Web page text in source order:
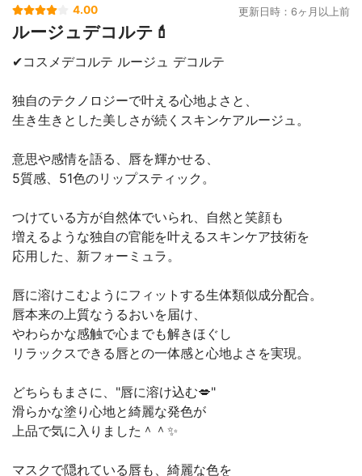
4.00 更新日時：6ヶ月以上前
ルージュデコルテ💄
✔︎コスメデコルテ ルージュ デコルテ
独自のテクノロジーで叶える心地よさと、
生き生きとした美しさが続くスキンケアルージュ。
意思や感情を語る、唇を輝かせる、
5質感、51色のリップスティック。
つけている方が自然体でいられ、自然と笑顔も
増えるような独自の官能を叶えるスキンケア技術を
応用した、新フォーミュラ。
唇に溶けこむようにフィットする生体類似成分配合。
唇本来の上質なうるおいを届け、
やわらかな感触で心までも解きほぐし
リラックスできる唇との一体感と心地よさを実現。
どちらもまさに、"唇に溶け込む💋"
滑らかな塗り心地と綺麗な発色が
上品で気に入りました＾＾✨
マスクで隠れている唇も、綺麗な色を